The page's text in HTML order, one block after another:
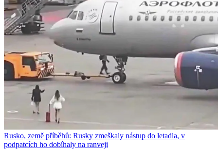
Rusko, země příběhů: Rusky zmeškaly nástup do letadla, v
podpatcích ho dobíhaly na ranveji